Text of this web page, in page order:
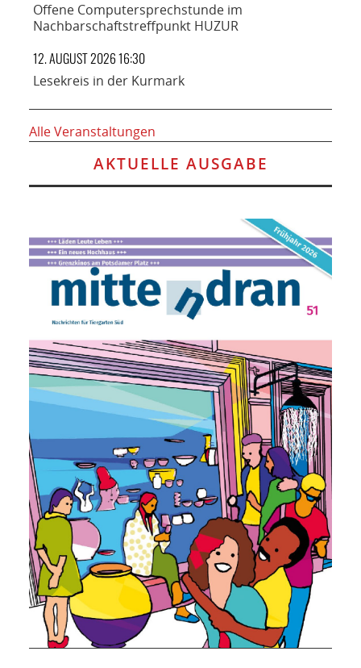
Offene Computersprechstunde im
Nachbarschaftstreffpunkt HUZUR
12. AUGUST 2026 16:30
Lesekreis in der Kurmark
Alle Veranstaltungen
AKTUELLE AUSGABE